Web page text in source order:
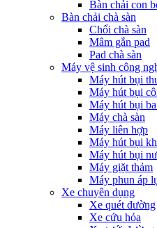
Bàn chải con
Bàn chải chà sàn
Chổi chà sàn
Mâm gắn pad
Pad chà sàn
Máy vệ sinh công
Máy hút bụi
Máy hút bụi
Máy hút bụi
Máy chà sàn
Máy liên hợp
Máy hút bụi
Máy hút bụi
Máy giặt thảm
Máy phun áp
Xe chuyên dụng
Xe quét đường
Xe cứu hỏa